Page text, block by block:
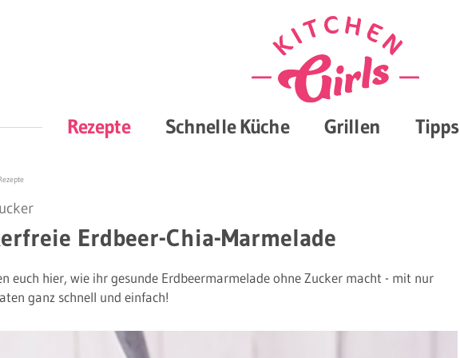
Rezepte Schnelle Küche Grillen Tipps
Erdbeer-Chia-Marmelade
euch hier, wie ihr gesunde Erdbeermarmelade ohne Zucker macht - mit nur
ganz schnell und einfach!